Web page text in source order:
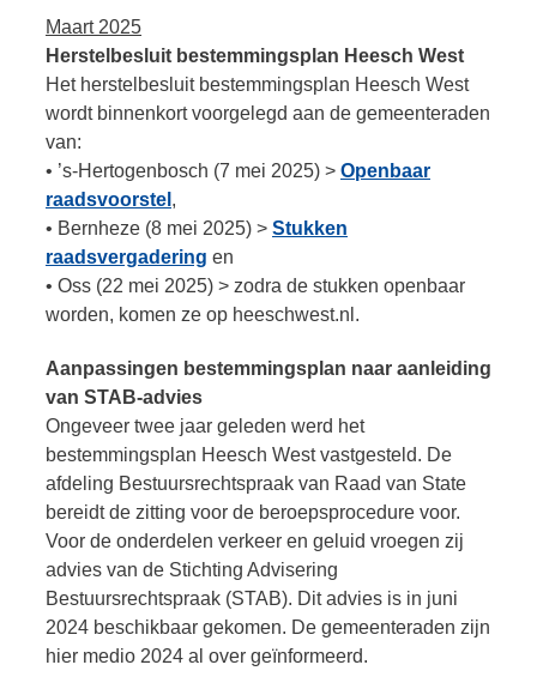
Maart 2025
Herstelbesluit bestemmingsplan Heesch West
Het herstelbesluit bestemmingsplan Heesch West
wordt binnenkort voorgelegd aan de gemeenteraden
van:
• ’s-Hertogenbosch (7 mei 2025) > Openbaar
raadsvoorstel ,
• Bernheze (8 mei 2025) > Stukken
raadsvergadering en
• Oss (22 mei 2025) > zodra de stukken openbaar
worden, komen ze op heeschwest.nl.
Aanpassingen bestemmingsplan naar aanleiding
van STAB-advies
Ongeveer twee jaar geleden werd het
bestemmingsplan Heesch West vastgesteld. De
afdeling Bestuursrechtspraak van Raad van State
bereidt de zitting voor de beroepsprocedure voor.
Voor de onderdelen verkeer en geluid vroegen zij
advies van de Stichting Advisering
Bestuursrechtspraak (STAB). Dit advies is in juni
2024 beschikbaar gekomen. De gemeenteraden zijn
hier medio 2024 al over geïnformeerd.